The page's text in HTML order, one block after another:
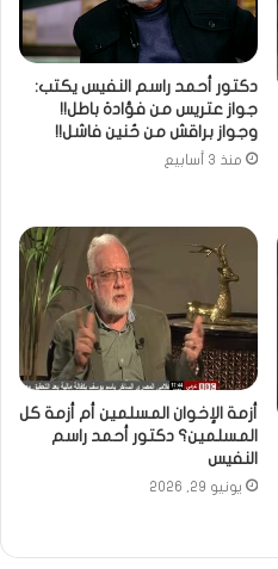
دكتور أحمد راسم النفيس يكتب:
جواز عتريس من فؤادة باطل!!
وجواز براقش من حُنين فاشل!!
منذ 3 أسابيع
أزمة الإخوان المسلمين أم أزمة كل
المسلمين؟ دكتور أحمد راسم
النفيس
يونيو 29, 2026